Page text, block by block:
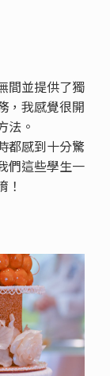
間並提供了獨
，我感覺很開
法。
都感到十分驚
們這些學生一
！